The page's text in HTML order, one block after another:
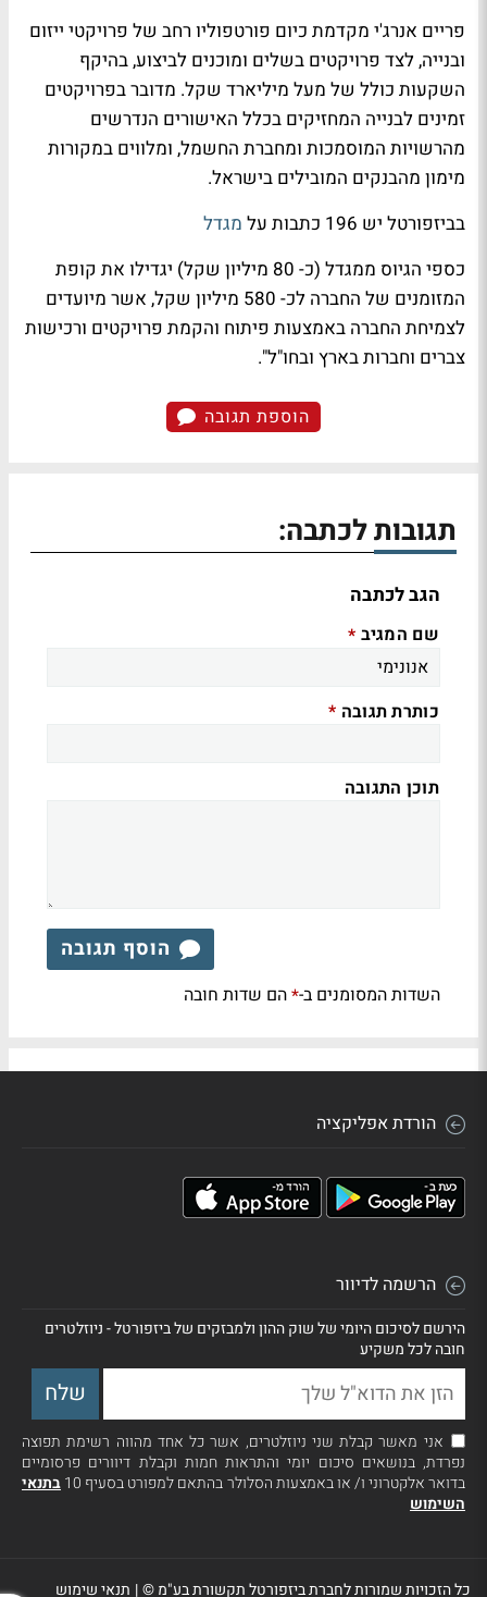
פריים אנרג'י מקדמת כיום פורטפוליו רחב של פרויקטי ייזום
ובנייה, לצד פרויקטים בשלים ומוכנים לביצוע, בהיקף
השקעות כולל של מעל מיליארד שקל. מדובר בפרויקטים
זמינים לבנייה המחזיקים בכלל האישורים הנדרשים
מהרשויות המוסמכות ומחברת החשמל, ומלווים במקורות
מימון מהבנקים המובילים בישראל.
בביזפורטל יש 196 כתבות על
מגדל
כספי הגיוס ממגדל (כ- 80 מיליון שקל) יגדילו את קופת
המזומנים של החברה לכ- 580 מיליון שקל, אשר מיועדים
לצמיחת החברה באמצעות פיתוח והקמת פרויקטים ורכישות
צברים וחברות בארץ ובחו"ל".
הוספת תגובה
תגובות לכתבה:
הגב לכתבה
שם המגיב *
כותרת תגובה *
תוכן התגובה
הוסף תגובה
השדות המסומנים ב-*הם שדות חובה
הורדת אפליקציה
הרשמה לדיוור
הירשם לסיכום היומי של שוק ההון ולמבזקים של ביזפורטל - ניוזלטרים
חובה לכל משקיע
אני מאשר קבלת שני ניוזלטרים, אשר כל אחד מהווה רשימת תפוצה
נפרדת, בנושאים סיכום יומי והתראות חמות וקבלת דיוורים פרסומיים
בדואר אלקטרוני ו/ או באמצעות הסלולר בהתאם למפורט בסעיף 10
בתנאי
השימוש
כל הזכויות שמורות לחברת ביזפורטל תקשורת בע"מ ©| תנאי שימוש